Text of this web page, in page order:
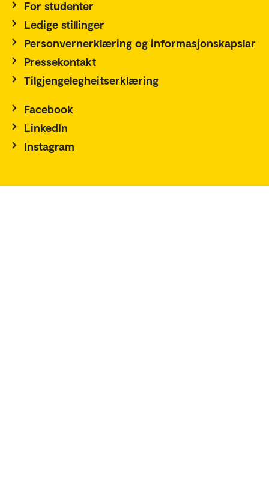
For studenter
Ledige stillinger
Personvernerklæring og informasjonskapslar
Pressekontakt
Tilgjengelegheitserklæring
Facebook
LinkedIn
Instagram